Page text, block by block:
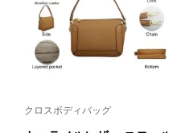
クロスボディバッグ